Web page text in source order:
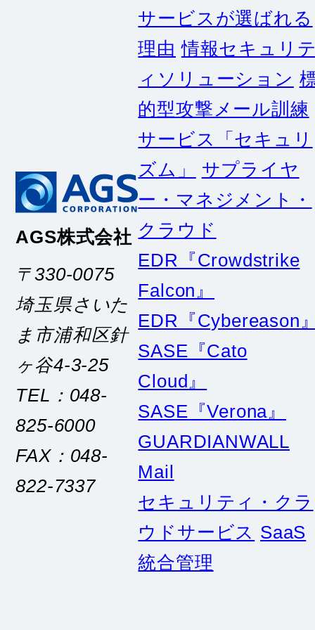
AGS株式会社
〒330-0075
埼玉県さいた
ま市浦和区針
ヶ谷4-3-25
TEL：048-
825-6000
FAX：048-
822-7337
理由 情報セキュリ
ィソリューション
的型攻撃メール訓練
サービス「セキュリ
ズム」 サプライヤ
ー・マネジメント・
クラウド
EDR『Crowdstrike
Falcon』
EDR『Cybereason
SASE『Cato
Cloud』
SASE『Verona』
GUARDIANWALL
Mail
セキュリティ・クラ
ウドサービス SaaS
統合管理